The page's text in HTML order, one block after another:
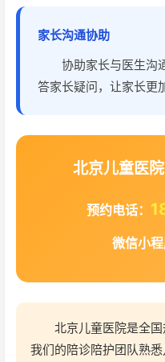
家长沟通协助
协助家长与医生沟
答家长疑问，让家长更
北京儿童医
预约电话：
微信小程
北京儿童医院是全国
我们的陪诊陪护团队熟